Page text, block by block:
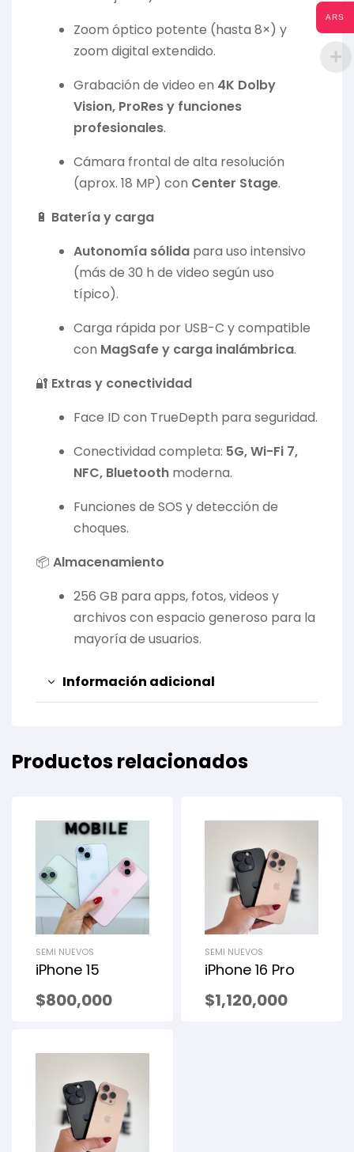
Zoom óptico potente (hasta 8×) y
zoom digital extendido.
Grabación de video en 4K Dolby
Vision, ProRes y funciones
profesionales.
Cámara frontal de alta resolución
(aprox. 18 MP) con Center Stage.
🔋 Batería y carga
Autonomía sólida para uso intensivo
(más de 30 h de video según uso
típico).
Carga rápida por USB-C y compatible
con MagSafe y carga inalámbrica.
🔐 Extras y conectividad
Face ID con TrueDepth para seguridad.
Conectividad completa: 5G, Wi-Fi 7,
NFC, Bluetooth moderna.
Funciones de SOS y detección de
choques.
📦 Almacenamiento
256 GB para apps, fotos, videos y
archivos con espacio generoso para la
mayoría de usuarios.
Información adicional
Productos relacionados
SEMI NUEVOS
iPhone 15
$800,000
SEMI NUEVOS
iPhone 16 Pro
$1,120,000
ARS